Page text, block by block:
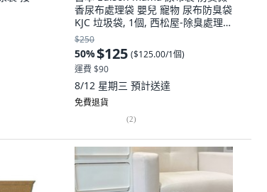
香尿布處理袋 嬰兒 寵物 尿布防臭袋
KJC 垃圾袋, 1個, 西松屋-除臭處理袋
/ 2476, 180ml
$250
50%$125 ($125.00/1個)
運費 $90
8/12 星期三 預計送達
免費退貨
(2)